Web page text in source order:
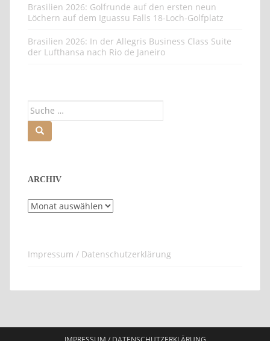
Brasilien 2026: Golfrunde auf den ersten neun
Löchern auf dem Iguassu Falls 18-Loch-Golfplatz
Brasilien 2026: In der Allegris Business Class Suite
der Lufthansa nach Rio de Janeiro
ARCHIV
Archiv
Impressum / Datenschutzerklärung